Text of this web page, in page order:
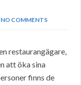
NO COMMENTS
restaurangägare,
att öka sina
finns de